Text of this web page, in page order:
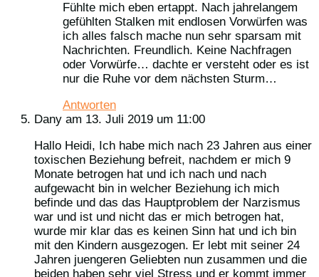
Fühlte mich eben ertappt. Nach jahrelangem
gefühlten Stalken mit endlosen Vorwürfen was
ich alles falsch mache nun sehr sparsam mit
Nachrichten. Freundlich. Keine Nachfragen
oder Vorwürfe… dachte er versteht oder es ist
nur die Ruhe vor dem nächsten Sturm…
Antworten
Dany am 13. Juli 2019 um 11:00
Hallo Heidi, Ich habe mich nach 23 Jahren aus einer
toxischen Beziehung befreit, nachdem er mich 9
Monate betrogen hat und ich nach und nach
aufgewacht bin in welcher Beziehung ich mich
befinde und das das Hauptproblem der Narzismus
war und ist und nicht das er mich betrogen hat,
wurde mir klar das es keinen Sinn hat und ich bin
mit den Kindern ausgezogen. Er lebt mit seiner 24
Jahren juengeren Geliebten nun zusammen und die
beiden haben sehr viel Stress und er kommt immer